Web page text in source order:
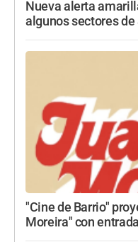
Nueva alerta
algunos sectores de
"Cine de Barrio"
Moreira" con